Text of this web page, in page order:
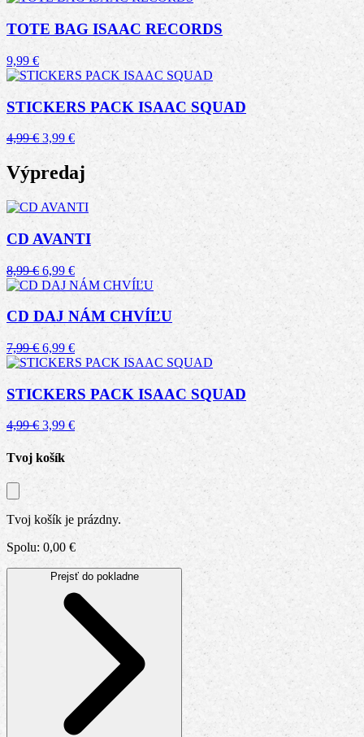
TOTE BAG ISAAC RECORDS
9,99€
STICKERS PACK ISAAC SQUAD
4,99€ Pôvodná
bola:
4,99 €.
3,99 €Aktuálna
je:
3,99 €.
Výpredaj
CD AVANTI
8,99€ Pôvodná
cena
bola:
8,99 €.
6,99 €Aktuálna
cena
je:
6,99 €.
CD DAJ NÁM CHVÍĽU
7,99€ Pôvodná
cena
7,99 €.
6,99 €Aktuálna
cena
je:
6,99 €.
STICKERS PACK ISAAC SQUAD
4,99€ Pôvodná
cena
bola:
3,99 €Aktuálna
cena
je:
Tvoj košík
Tvoj košík je prázdny.
Spolu: 0,00 €
Prejsť do pokladne